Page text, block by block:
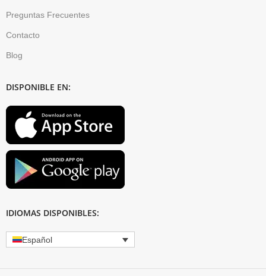
Preguntas Frecuentes
Contacto
Blog
DISPONIBLE EN:
IDIOMAS DISPONIBLES:
Español